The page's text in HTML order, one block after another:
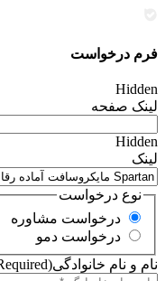
فرم درخواست
Hidden
لینک صفحه
Hidden
لینک
نوع درخواست
درخواست مشاوره
درخواست دمو
نام و نام خانوادگی(Required)